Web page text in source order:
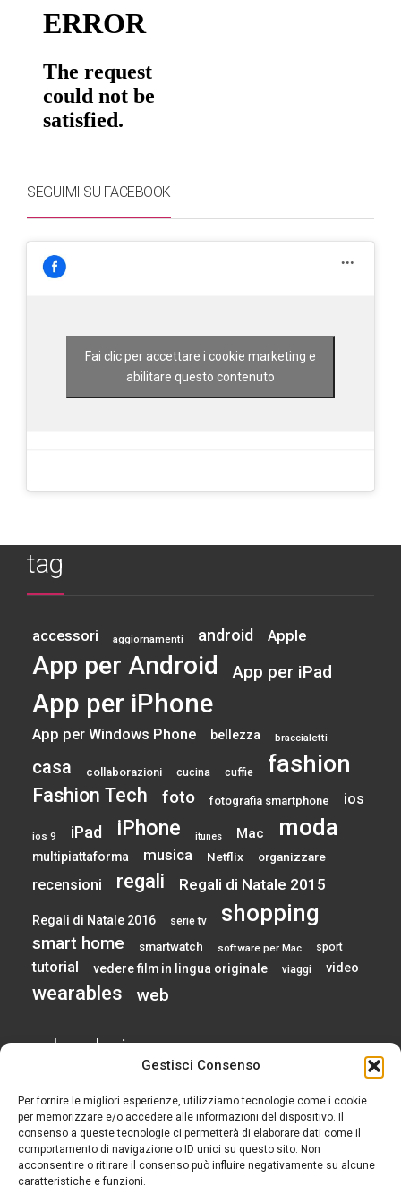
Gestisci Consenso
Per fornire le migliori esperienze, utilizziamo tecnologie come i cookie
per memorizzare e/o accedere alle informazioni del dispositivo. Il
consenso a queste tecnologie ci permetterà di elaborare dati come il
comportamento di navigazione o ID unici su questo sito. Non
acconsentire o ritirare il consenso può influire negativamente su alcune
caratteristiche e funzioni.
SEGUIMI SU FACEBOOK
Fai clic per accettare i cookie marketing e
abilitare questo contenuto
tag
accessori aggiornamenti android Apple
App per Android App per iPad
App per iPhone
App per Windows Phone bellezza braccialetti
casa collaborazioni cucina cuffie fashion
Fashion Tech foto fotografia smartphone ios
ios 9 iPad iPhone itunes Mac moda
multipiattaforma musica Netflix organizzare
recensioni regali Regali di Natale 2015
Regali di Natale 2016 serie tv shopping
smart home smartwatch software per Mac sport
tutorial vedere film in lingua originale viaggi video
wearables web
calendario
AGOSTO 2026
L M M G V S
1
2